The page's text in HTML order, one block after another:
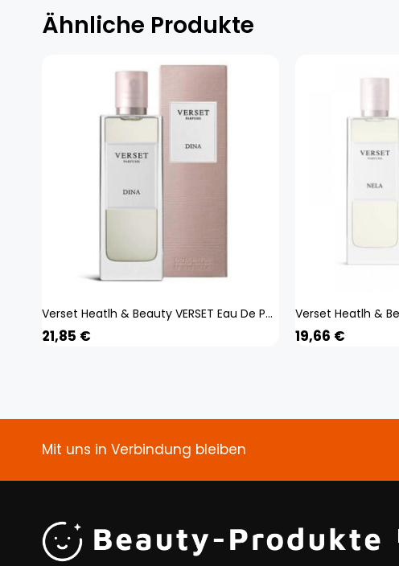
Ähnliche Produkte
Verset Heatlh & Beauty VERSET Eau De Parfum Damenparfüm Dina 50ml
21,85 € 19,66 €
Mit uns in Verbindung bleiben